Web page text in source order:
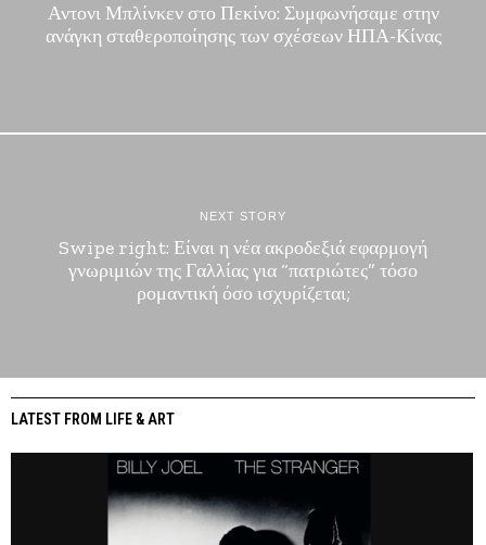
Αντονι Μπλίνκεν στο Πεκίνο: Συμφωνήσαμε στην
ανάγκη σταθεροποίησης των σχέσεων ΗΠΑ-Κίνας
NEXT STORY
Swipe right: Είναι η νέα ακροδεξιά εφαρμογή
γνωριμιών της Γαλλίας για “πατριώτες” τόσο
ρομαντική όσο ισχυρίζεται;
LATEST FROM LIFE & ART